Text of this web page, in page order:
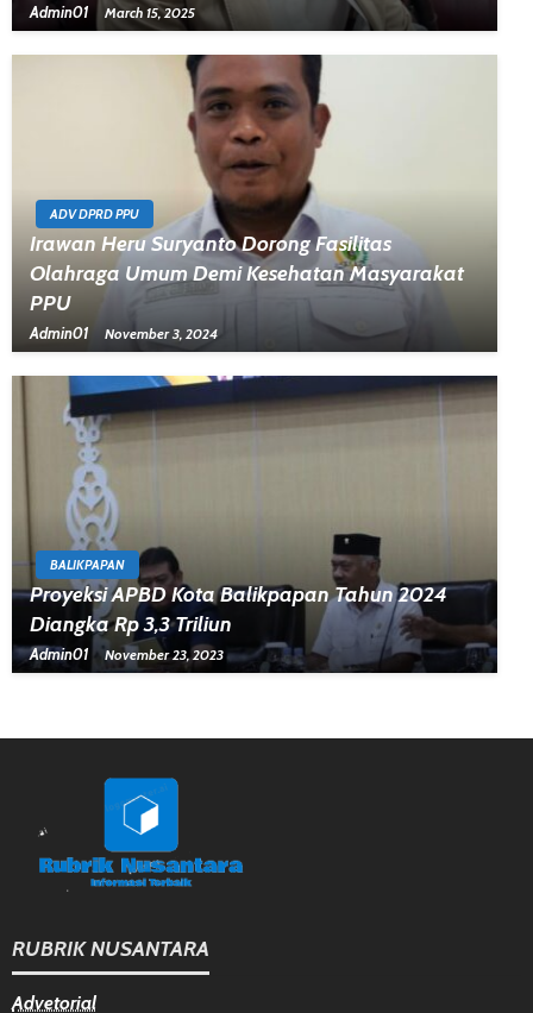
Admin01 March 15, 2025
ADV DPRD PPU
Irawan Heru Suryanto Dorong Fasilitas
Olahraga Umum Demi Kesehatan Masyarakat
PPU
Admin01 November 3, 2024
BALIKPAPAN
Proyeksi APBD Kota Balikpapan Tahun 2024
Diangka Rp 3,3 Triliun
Admin01 November 23, 2023
RUBRIK NUSANTARA
Advetorial